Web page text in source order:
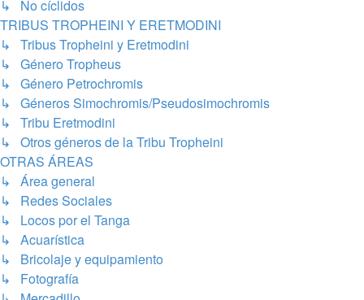
↳ No cíclidos
TRIBUS TROPHEINI Y ERETMODINI
↳ Tribus Tropheini y Eretmodini
↳ Género Tropheus
↳ Género Petrochromis
↳ Géneros Simochromis/Pseudosimochromis
↳ Tribu Eretmodini
↳ Otros géneros de la Tribu Tropheini
OTRAS ÁREAS
↳ Área general
↳ Redes Sociales
↳ Locos por el Tanga
↳ Acuarística
↳ Bricolaje y equipamiento
↳ Fotografía